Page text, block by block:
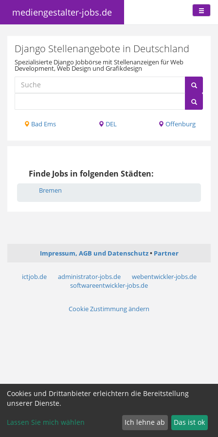
mediengestalter-jobs.de
Django Stellenangebote in Deutschland
Spezialisierte Django Jobbörse mit Stellenanzeigen für Web
Development, Web Design und Grafikdesign
Bad Ems DEL Offenburg
Finde Jobs in folgenden Städten:
Bremen
Impressum, AGB und Datenschutz Partner
ictjob.de administrator-jobs.de
webentwickler-jobs.de
softwareentwickler-jobs.de
Cookie Zustimmung ändern
Cookies und Drittanbieter erleichtern die Bereitstellung
unserer Dienste.
Lassen Sie mich wählen Ich lehne ab Das ist ok